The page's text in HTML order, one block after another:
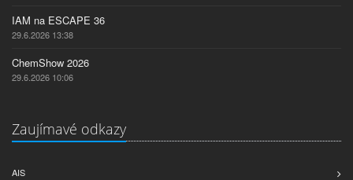
IAM na ESCAPE 36
29.6.2026 13:38
ChemShow 2026
29.6.2026 10:06
Zaujímavé odkazy
AIS